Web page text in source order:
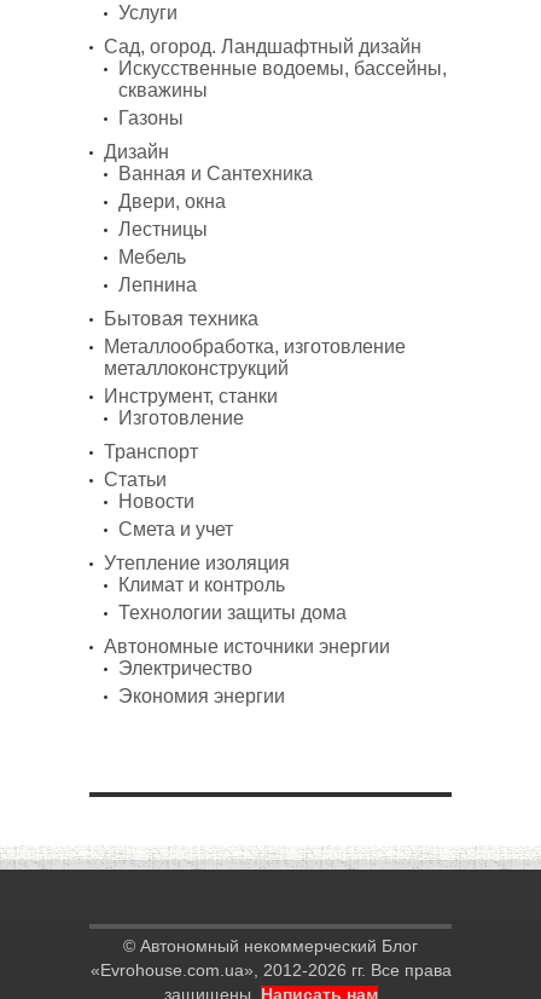
Услуги
Сад, огород. Ландшафтный дизайн
Искусственные водоемы, бассейны,
скважины
Газоны
Дизайн
Ванная и Сантехника
Двери, окна
Лестницы
Мебель
Лепнина
Бытовая техника
Металлообработка, изготовление
металлоконструкций
Инструмент, станки
Изготовление
Транспорт
Статьи
Новости
Смета и учет
Утепление изоляция
Климат и контроль
Технологии защиты дома
Автономные источники энергии
Электричество
Экономия энергии
© Автономный некоммерческий Блог
«Evrohouse.com.ua», 2012-2026 гг. Все права
защищены.
Написать нам